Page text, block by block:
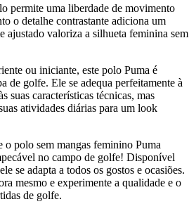
permite uma liberdade de movimento
o detalhe contrastante adiciona um
ajustado valoriza a silhueta feminina sem
ou iniciante, este polo Puma é
de golfe. Ele se adequa perfeitamente à
suas características técnicas, mas
atividades diárias para um look
o polo sem mangas feminino Puma
no campo de golfe! Disponível
se adapta a todos os gostos e ocasiões.
mesmo e experimente a qualidade e o
de golfe.